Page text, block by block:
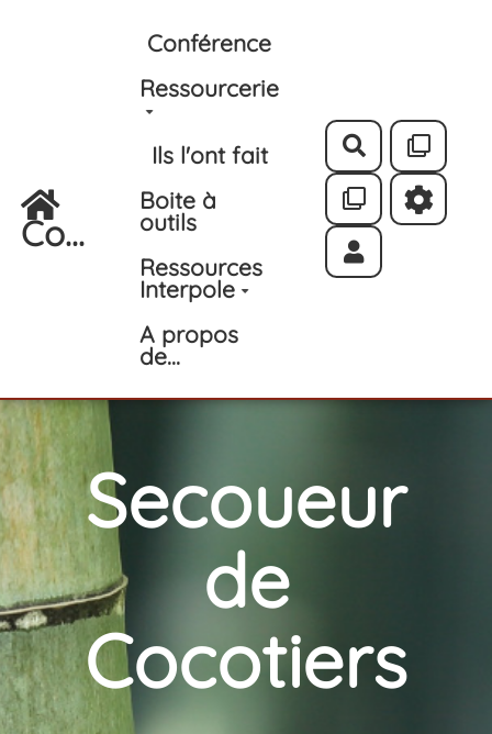
Aller au contenu principal
Co...
Conférence
Ressourcerie
Ils l'ont fait
Boite à
outils
Ressources
Interpole
A propos
de...
Rechercher
Secoueur
de
Cocotiers